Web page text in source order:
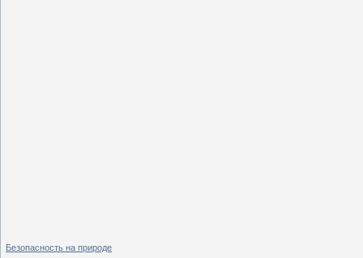
Безопасность на природе